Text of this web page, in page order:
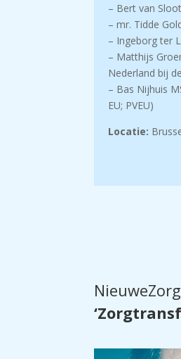
– Bert van
– mr. Tidde
– Ingeborg ter
– Matthijs
Nederland bij
– Bas Nijhuis
EU; PVEU)
Locatie: